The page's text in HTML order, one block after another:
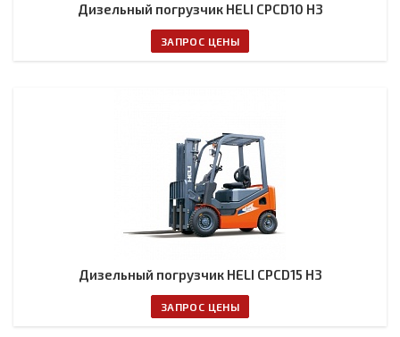
Дизельный погрузчик HELI CPCD10 H3
ЗАПРОС ЦЕНЫ
Дизельный погрузчик HELI CPCD15 H3
ЗАПРОС ЦЕНЫ